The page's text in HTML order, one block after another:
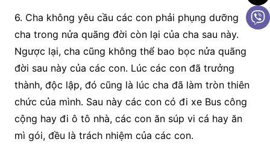
6. Cha không yêu cầu các con phải phụng dưỡng
cha trong nửa quãng đời còn lại của cha sau này.
Ngược lại, cha cũng không thể bao bọc nửa quãng
đời sau này của các con. Lúc các con đã trưởng
thành, độc lập, đó cũng là lúc cha đã làm tròn thiên
chức của mình. Sau này các con có đi xe Bus công
cộng hay đi ô tô nhà, các con ăn súp vi cá hay ăn
mì gói, đều là trách nhiệm của các con.